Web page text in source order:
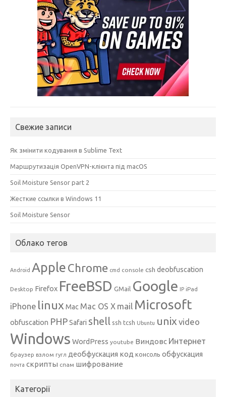
Свежие записи
Як змінити кодування в Sublime Text
Маршрутизація OpenVPN-клієнта під macOS
Soil Moisture Sensor part 2
Жесткие ссылки в Windows 11
Soil Moisture Sensor
Облако тегов
Android Apple Chrome cmd console csh deobfuscation
Desktop Firefox FreeBSD GMail Google IP iPad
iPhone linux Mac Mac OS X mail Microsoft
obfuscation PHPSafari shell ssh tcsh Ubuntu unix video
Windows WordPress youtube Виндовс Интернет
браузер взлом гугл деобфускация код консоль обфускация
почта скрипты спам шифрование
Категорії